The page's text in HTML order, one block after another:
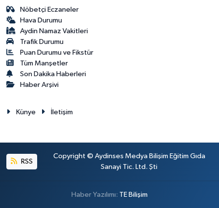
Nöbetçi Eczaneler
Hava Durumu
Aydin Namaz Vakitleri
Trafik Durumu
Puan Durumu ve Fikstür
Tüm Manşetler
Son Dakika Haberleri
Haber Arşivi
Künye İletişim
RSS
Copyright © Aydinses Medya Bilişim Eğitim Gıda
Sanayi Tic. Ltd. Şti
Haber Yazılımı: TE Bilişim